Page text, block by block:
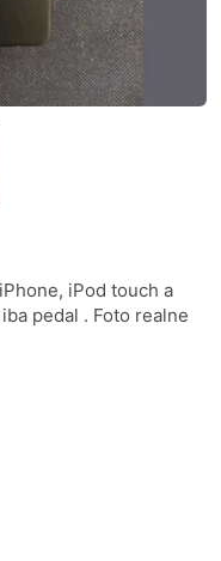
iPod touch a
pedal . Foto realne